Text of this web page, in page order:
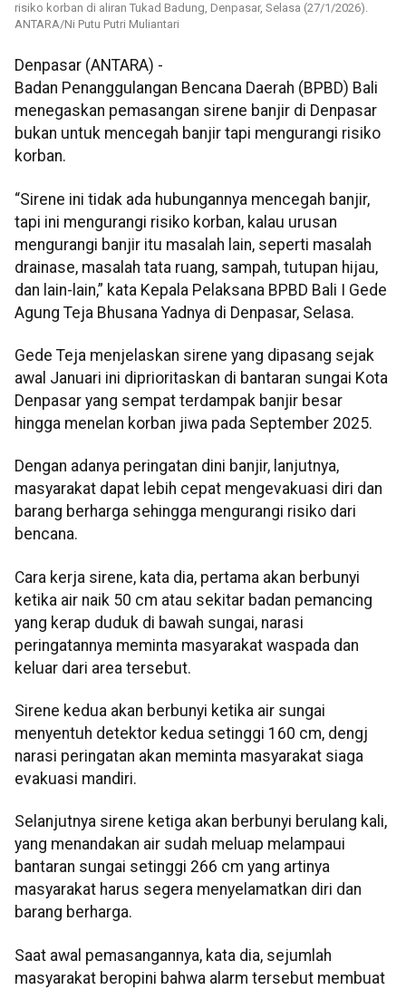
risiko korban di aliran Tukad Badung, Denpasar, Selasa (27/1/2026).
ANTARA/Ni Putu Putri Muliantari
Denpasar (ANTARA) -
Badan Penanggulangan Bencana Daerah (BPBD) Bali
menegaskan pemasangan sirene banjir di Denpasar
bukan untuk mencegah banjir tapi mengurangi risiko
korban.
“Sirene ini tidak ada hubungannya mencegah banjir,
tapi ini mengurangi risiko korban, kalau urusan
mengurangi banjir itu masalah lain, seperti masalah
drainase, masalah tata ruang, sampah, tutupan hijau,
dan lain-lain,” kata Kepala Pelaksana BPBD Bali I Gede
Agung Teja Bhusana Yadnya di Denpasar, Selasa.
Gede Teja menjelaskan sirene yang dipasang sejak
awal Januari ini diprioritaskan di bantaran sungai Kota
Denpasar yang sempat terdampak banjir besar
hingga menelan korban jiwa pada September 2025.
Dengan adanya peringatan dini banjir, lanjutnya,
masyarakat dapat lebih cepat mengevakuasi diri dan
barang berharga sehingga mengurangi risiko dari
bencana.
Cara kerja sirene, kata dia, pertama akan berbunyi
ketika air naik 50 cm atau sekitar badan pemancing
yang kerap duduk di bawah sungai, narasi
peringatannya meminta masyarakat waspada dan
keluar dari area tersebut.
Sirene kedua akan berbunyi ketika air sungai
menyentuh detektor kedua setinggi 160 cm, dengj
narasi peringatan akan meminta masyarakat siaga
evakuasi mandiri.
Selanjutnya sirene ketiga akan berbunyi berulang kali,
yang menandakan air sudah meluap melampaui
bantaran sungai setinggi 266 cm yang artinya
masyarakat harus segera menyelamatkan diri dan
barang berharga.
Saat awal pemasangannya, kata dia, sejumlah
masyarakat beropini bahwa alarm tersebut membuat